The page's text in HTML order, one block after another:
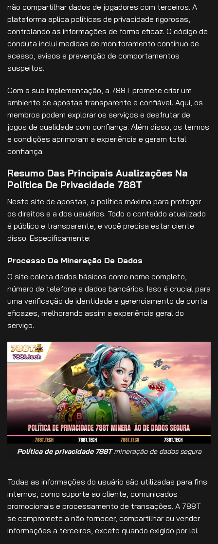
não compartilhar dados de jogadores com terceiros. A
plataforma aplica políticas de privacidade rigorosas,
controlando as informações de forma eficaz. O código de
conduta inclui medidas de monitoramento contínuo de
acesso, avisos e prevenção de comportamentos
suspeitos.
Com a sua implementação, a 788T promete criar um
ambiente de apostas transparente e confiável. Aqui, os
membros podem explorar os serviços e desfrutar de
jogos de qualidade com confiança. Além disso, os termos
e condições aprimoram a experiência e geram total
confiança.
Resumo Das Principais Aualizações Na
Política De Privacidade 788T
Neste site de apostas, a política máxima para proteger
os direitos e a dos usuários. Todo o conteúdo atualizado
é público e transparente, e você precisa estar ciente
disso. Especificamente:
Processo De Mineração De Dados
O site coleta dados básicos como nome completo,
número de telefone e dados bancários. Isso é crucial para
uma verificação de identidade e gerenciamento de conta
eficazes, melhorando assim a experiência geral do
serviço.
Política de privacidade 788Tmineração de dados segura
Todas as informações do usuário são utilizadas para fins
internos, como suporte ao cliente, comunicados
promocionais e processamento de transações. A 788T
se compromete a não fornecer, compartilhar ou vender
informações a terceiros, exceto quando exigido por lei.